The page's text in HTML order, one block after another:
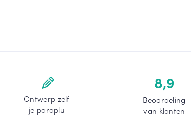
Ontwerp zelf
je paraplu
8,9
Beoordeling
van klanten